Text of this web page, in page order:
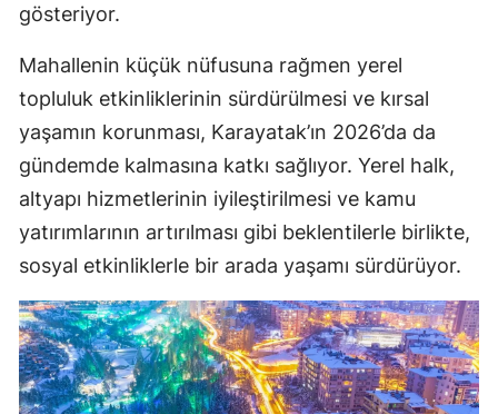
gösteriyor.
Mahallenin küçük nüfusuna rağmen yerel
topluluk etkinliklerinin sürdürülmesi ve kırsal
yaşamın korunması, Karayatak’ın 2026’da da
gündemde kalmasına katkı sağlıyor. Yerel halk,
altyapı hizmetlerinin iyileştirilmesi ve kamu
yatırımlarının artırılması gibi beklentilerle birlikte,
sosyal etkinliklerle bir arada yaşamı sürdürüyor.